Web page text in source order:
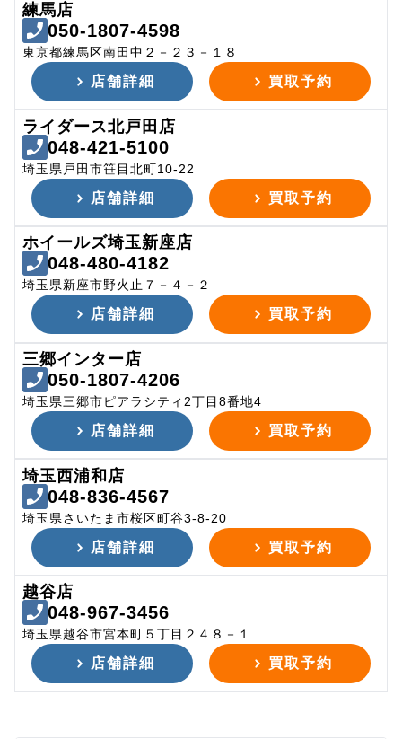
練馬店
050-1807-4598
東京都練馬区南田中２－２３－１８
店舗詳細 買取予約
ライダース北戸田店
048-421-5100
埼玉県戸田市笹目北町10-22
店舗詳細 買取予約
ホイールズ埼玉新座店
048-480-4182
埼玉県新座市野火止７－４－２
店舗詳細 買取予約
三郷インター店
050-1807-4206
埼玉県三郷市ピアラシティ2丁目8番地4
店舗詳細 買取予約
埼玉西浦和店
048-836-4567
埼玉県さいたま市桜区町谷3-8-20
店舗詳細 買取予約
越谷店
048-967-3456
埼玉県越谷市宮本町５丁目２４８－１
店舗詳細 買取予約